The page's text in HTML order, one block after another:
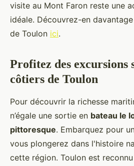
visite au Mont Faron reste une
idéale. Découvrez-en
de Toulon ici.
Profitez des excursions
côtiers de Toulon
Pour découvrir la richesse
n’égale une sortie en bateau le
pittoresque. Embarquez pour
vous plongerez dans l'histoire
cette région. Toulon est